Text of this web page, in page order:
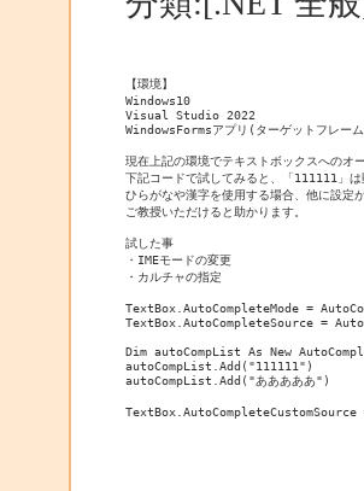
【環境】
Windows10
Visual Studio 2022
WindowsFormsアプリ(ターゲットフレ
現在上記の環境でテキストボックスへのオ
下記コードで試してみると、「111111」
ひらがなや漢字を使用する場合、他に設定
ご教授いただけると助かります。
試した事
・IMEモードの変更
・カルチャの指定
TextBox.AutoCompleteMode =
TextBox.AutoCompleteSource =
Dim autoCompList As New
autoCompList.Add("111111")
autoCompList.Add("あああああ")